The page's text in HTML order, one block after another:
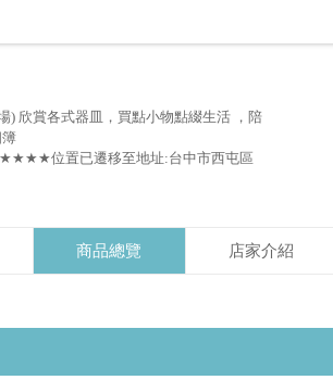
) 欣賞各式器皿，買點小物點綴生活 ，陪
★★★★位置已遷移至地址:台中市西屯區
商品總覽 店家介紹